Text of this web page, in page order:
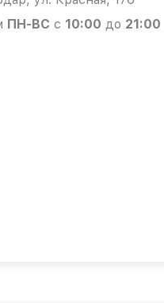
ПН-ВС с 10:00 до 21:00